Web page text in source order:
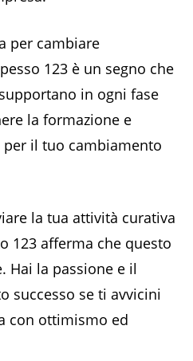
per cambiare
123 è un segno che
in ogni fase
la formazione e
per il tuo cambiamento
la tua attività curativa
123 afferma che questo
Hai la passione e il
successo se ti avvicini
con ottimismo ed